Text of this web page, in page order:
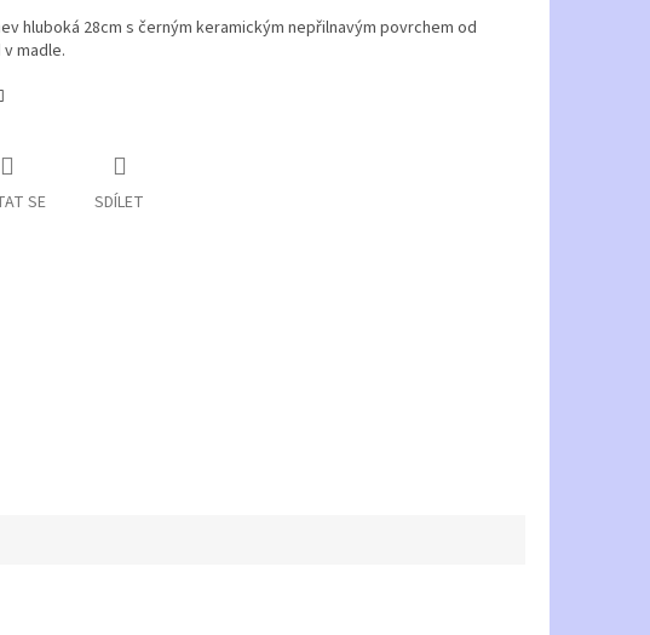
hluboká 28cm s černým keramickým nepřilnavým povrchem od
madle.
SE SDÍLET